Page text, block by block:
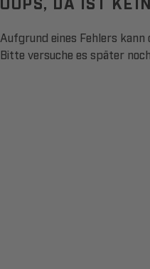
Aufgrund eines Fehlers
Bitte versuche es später